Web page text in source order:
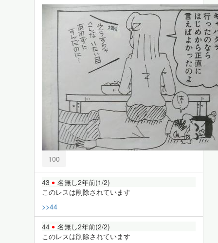
100
43 名無し2年前(1/2)
このレスは削除されています
>>44
44 名無し2年前(2/2)
このレスは削除されています